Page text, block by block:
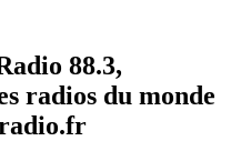
88.3,
radios du monde